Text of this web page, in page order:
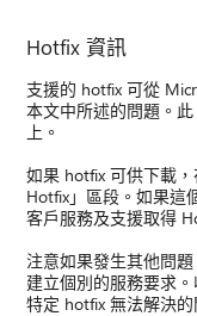
Hotfix 資訊
支援的 hotfix 可從
本文中所述的問題。
上。
如果 hotfix 可供下載
Hotfix」區段。如果這
客戶服務及支援取得
注意如果發生其他問
建立個別的服務要求
特定 hotfix 無法解決